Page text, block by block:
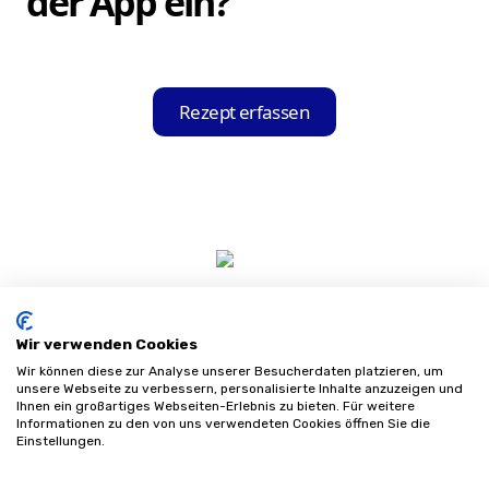
nutzen Sie die integrierte Scan-Funktion,
um Ihr Krankenkassenrezept einzuscannen.
Rezept erfassen
Wir verwenden Cookies
Wir können diese zur Analyse unserer Besucherdaten platzieren, um
unsere Webseite zu verbessern, personalisierte Inhalte anzuzeigen und
Ihnen ein großartiges Webseiten-Erlebnis zu bieten. Für weitere
Informationen zu den von uns verwendeten Cookies öffnen Sie die
Einstellungen.